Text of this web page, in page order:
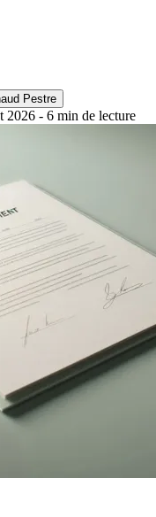
Pestre
2026 - 6 min de lecture